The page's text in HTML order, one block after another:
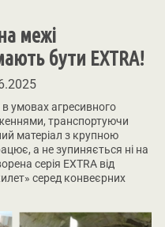
межі
бути EXTRA!
умовах агресивного
транспортуючи
матеріал з крупною
а не зупиняється ні на
серія EXTRA від
серед конвеєрних